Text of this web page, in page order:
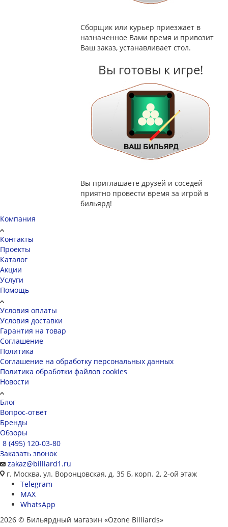
Сборщик или курьер приезжает в
назначенное Вами время и привозит
Ваш заказ, устанавливает стол.
Вы готовы к игре!
Вы приглашаете друзей и соседей
приятно провести время за игрой в
бильярд!
Компания
Контакты
Проекты
Каталог
Акции
Услуги
Помощь
Условия оплаты
Условия доставки
Гарантия на товар
Соглашение
Политика
Соглашение на обработку персональных данных
Политика обработки файлов cookies
Новости
Блог
Вопрос-ответ
Бренды
Обзоры
8 (495) 120-03-80
Заказать звонок
zakaz@billiard1.ru
г. Москва, ул. Воронцовская, д. 35 Б, корп. 2, 2-ой этаж
Telegram
MAX
WhatsApp
2026 © Бильярдный магазин «Ozone Billiards»